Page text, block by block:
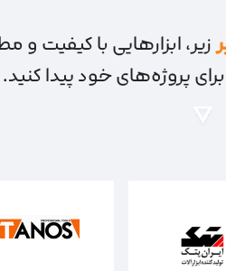
زیر، ابزارهایی با کیفیت و
پروژه‌های خود پیدا کنید.